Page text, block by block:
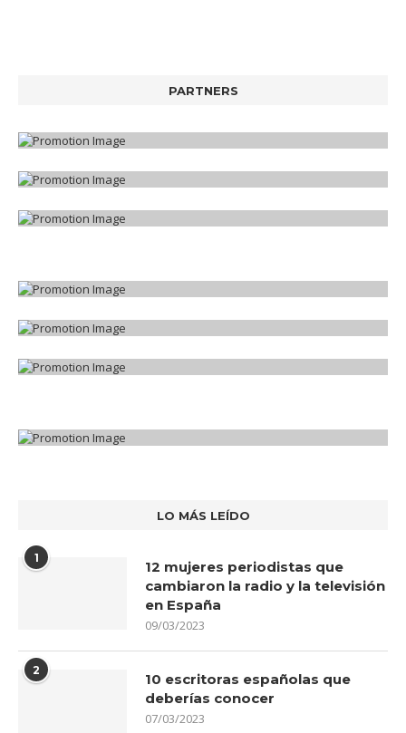
PARTNERS
LO MÁS LEÍDO
1
12 mujeres periodistas que
cambiaron la radio y la televisión
en España
09/03/2023
2
10 escritoras españolas que
deberías conocer
07/03/2023